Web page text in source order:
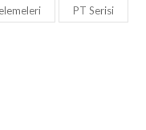
PT Serisi